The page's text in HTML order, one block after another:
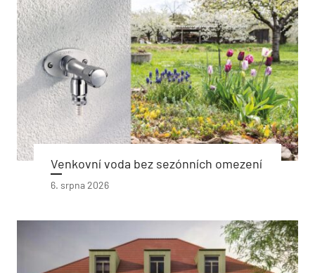
Venkovní voda bez sezónních omezení
6. srpna 2026